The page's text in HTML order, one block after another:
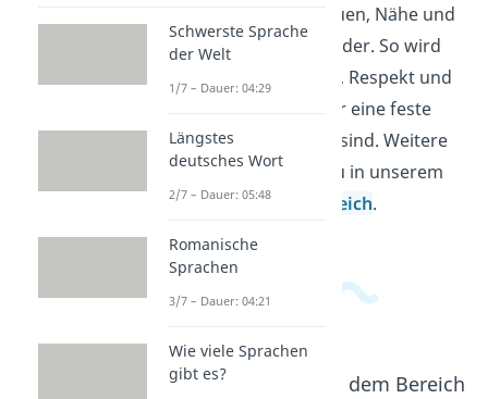
Kennenlernen, Vertrauen, Nähe und
den Umgang miteinander. So wird
klar, warum Offenheit, Respekt und
ehrliche Gespräche für eine feste
Partnerschaft wichtig sind. Weitere
Videos dazu findest du in unserem
Allgemeinwissensbereich.
Beliebte Inhalte aus dem Bereich
Schwerste Sprache
der Welt
1/7 – Dauer: 04:29
Längstes
deutsches Wort
2/7 – Dauer: 05:48
Romanische
Sprachen
3/7 – Dauer: 04:21
Wie viele Sprachen
gibt es?